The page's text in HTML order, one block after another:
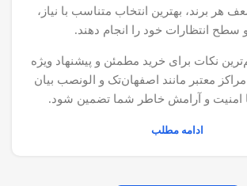
هر برند، بهترین انتخاب متناسب با نیاز،
سطح انتظارات خود را انجام دهند.
نکات برای خرید مطمئن و پیشنهاد ویژه
معتبر مانند اصفهان‌تک و الونصب بیان
و آرامش خاطر شما تضمین شود.
ادامه مطلب